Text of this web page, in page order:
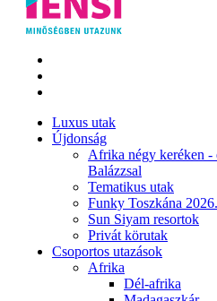
Luxus utak
Újdonság
Afrika négy keréken -
Balázzsal
Tematikus utak
Funky Toszkána
Sun Siyam resortok
Privát körutak
Csoportos utazások
Afrika
Dél-afrika